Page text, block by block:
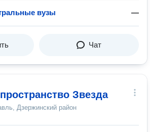
вузы —
Чат
Звезда
Дзержинский район